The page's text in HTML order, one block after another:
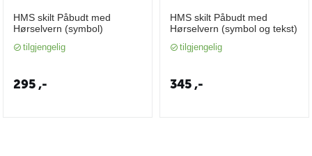
HMS skilt Påbudt med
Hørselvern (symbol)
tilgjengelig
295,-
HMS skilt Påbudt med
Hørselvern (symbol og tekst)
tilgjengelig
345,-